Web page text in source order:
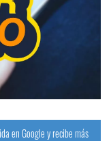
en Google y recibe más